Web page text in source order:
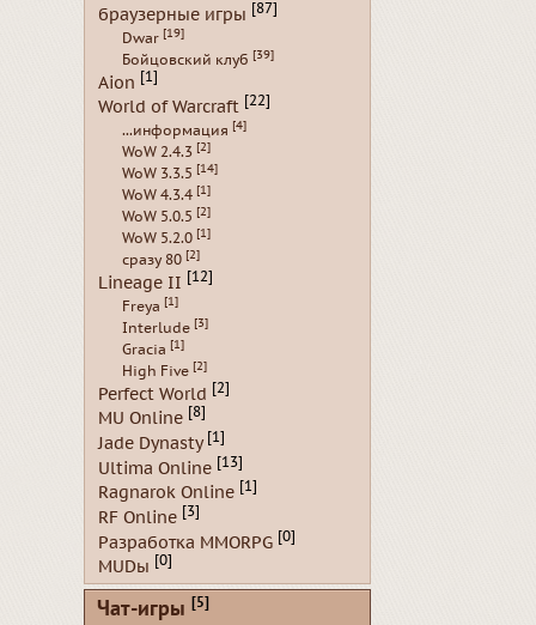
браузерные игры [87]
Dwar [19]
Бойцовский клуб [39]
Aion [1]
World of Warcraft [22]
...информация [4]
WoW 2.4.3 [2]
WoW 3.3.5 [14]
WoW 4.3.4 [1]
WoW 5.0.5 [2]
WoW 5.2.0 [1]
сразу 80 [2]
Lineage II [12]
Freya [1]
Interlude [3]
Gracia [1]
High Five [2]
Perfect World [2]
MU Online [8]
Jade Dynasty [1]
Ultima Online [13]
Ragnarok Online [1]
RF Online [3]
Разработка MMORPG [0]
MUDы [0]
Чат-игры [5]